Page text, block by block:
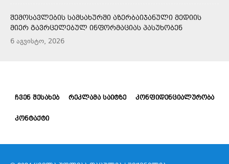
ᲨᲔᲛᲝᲡᲐᲕᲚᲔᲑᲘᲡ ᲡᲐᲛᲡᲐᲮᲣᲠᲨᲘ ᲐᲖᲔᲠᲑᲐᲘᲯᲐᲜᲣᲚᲘ ᲛᲔᲓᲘᲘᲡ
ᲛᲘᲔᲠ ᲒᲐᲕᲠᲪᲔᲚᲔᲑᲣᲚ ᲘᲜᲤᲝᲠᲛᲐᲪᲘᲐᲡ ᲞᲐᲡᲣᲮᲝᲑᲔᲜ
6 აგვისტო, 2026
ᲩᲕᲔᲜ ᲨᲔᲡᲐᲮᲔᲑ ᲠᲔᲙᲚᲐᲛᲐ ᲡᲐᲘᲢᲖᲔ ᲙᲝᲜᲤᲘᲓᲔᲜᲪᲘᲐᲚᲣᲠᲝᲑᲐ
ᲙᲝᲜᲢᲐᲥᲢᲘ